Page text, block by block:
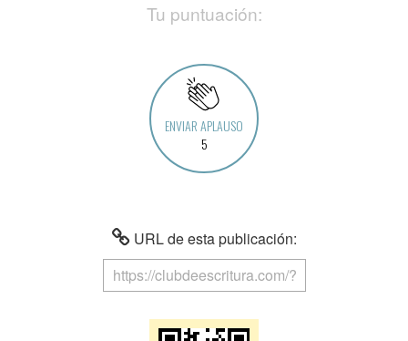
Tu puntuación:
ENVIAR APLAUSO
5
URL de esta publicación: